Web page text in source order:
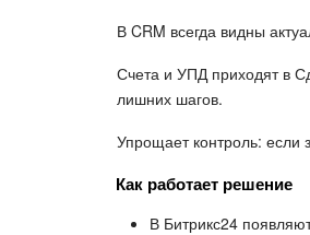
В CRM всегда видны
Счета и УПД приходят в
лишних шагов.
Упрощает контроль: если
Как работает решение
В Битрикс24